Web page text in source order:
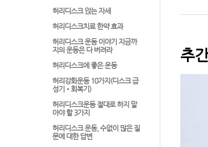
허리디스크 앉는 자세
허리디스크치료 한약 효과
허리디스크 운동 이야기 지금까
지의 운동은 다 버려라
허리디스크에 좋은 운동
허리강화운동 10가지(디스크 급
성기•회복기)
허리디스크운동 절대로 하지 말
아야 할 3가지
허리디스크 운동, 수없이 많은 질
문에 대한 답변
추